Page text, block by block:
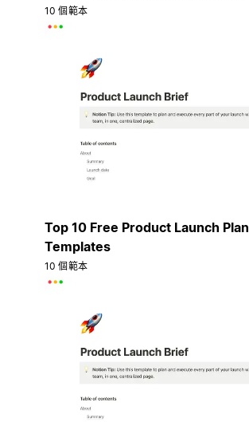
10 個範本
Top 10 Free Product Launch Plan
Templates
10 個範本